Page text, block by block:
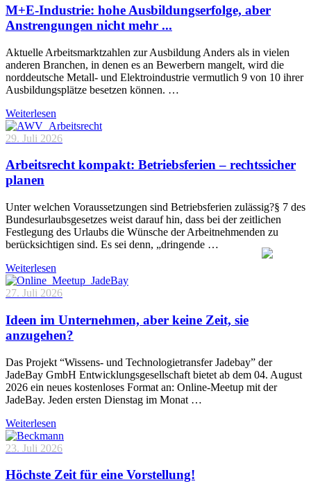
M+E-Industrie: hohe Ausbildungserfolge, aber
Anstrengungen nicht mehr ...
Aktuelle Arbeitsmarktzahlen zur Ausbildung Anders als in vielen
anderen Branchen, in denen es an Bewerbern mangelt, wird die
norddeutsche Metall- und Elektroindustrie vermutlich 9 von 10 ihrer
Ausbildungsplätze besetzen können. …
Weiterlesen
29. Juli 2026
Arbeitsrecht kompakt: Betriebsferien – rechtssicher
planen
Unter welchen Voraussetzungen sind Betriebsferien zulässig?§ 7 des
Bundesurlaubsgesetzes weist darauf hin, dass bei der zeitlichen
Festlegung des Urlaubs die Wünsche der Arbeitnehmenden zu
berücksichtigen sind. Es sei denn, „dringende …
Weiterlesen
27. Juli 2026
Ideen im Unternehmen, aber keine Zeit, sie
anzugehen?
Das Projekt “Wissens- und Technologietransfer Jadebay” der
JadeBay GmbH Entwicklungsgesellschaft bietet ab dem 04. August
2026 ein neues kostenloses Format an: Online-Meetup mit der
JadeBay. Jeden ersten Dienstag im Monat …
Weiterlesen
23. Juli 2026
Höchste Zeit für eine Vorstellung!